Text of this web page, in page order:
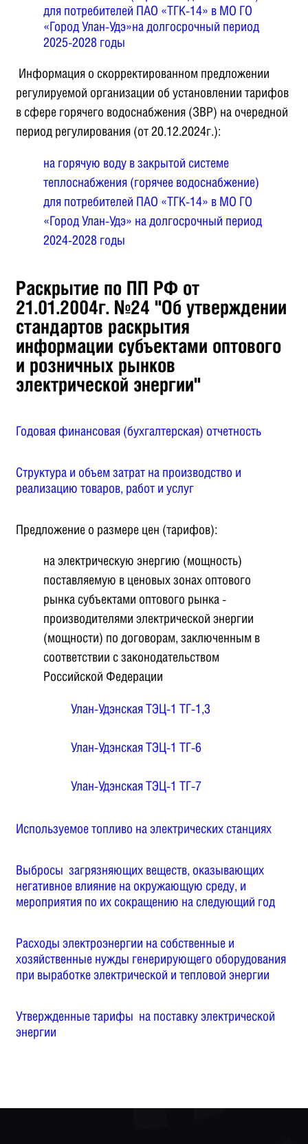
для потребителей ПАО «ТГК-14» в МО ГО
«Город Улан-Удэ»на долгосрочный период
2025-2028 годы
Информация о скорректированном предложении
регулируемой организации об установлении тарифов
в сфере горячего водоснабжения (ЗВР) на очередной
период регулирования (от 20.12.2024г.):
на горячую воду в закрытой системе
теплоснабжения (горячее водоснабжение)
для потребителей ПАО «ТГК-14» в МО ГО
«Город Улан-Удэ» на долгосрочный период
2024-2028 годы
Раскрытие по ПП РФ от
21.01.2004г. №24 "Об утверждении
стандартов раскрытия
информации субъектами оптового
и розничных рынков
электрической энергии"
Годовая финансовая (бухгалтерская) отчетность
Структура и объем затрат на производство и
реализацию товаров, работ и услуг
Предложение о размере цен (тарифов):
на электрическую энергию (мощность)
поставляемую в ценовых зонах оптового
рынка субъектами оптового рынка -
производителями электрической энергии
(мощности) по договорам, заключенным в
соответствии с законодательством
Российской Федерации
Улан-Удэнская ТЭЦ-1 ТГ-1,3
Улан-Удэнская ТЭЦ-1 ТГ-6
Улан-Удэнская ТЭЦ-1 ТГ-7
Используемое топливо на электрических станциях
Выбросы загрязняющих веществ, оказывающих
негативное влияние на окружающую среду, и
мероприятия по их сокращению на следующий год
Расходы электроэнергии на собственные и
хозяйственные нужды генерирующего оборудования
при выработке электрической и тепловой энергии
Утвержденные тарифы на поставку электрической
энергии